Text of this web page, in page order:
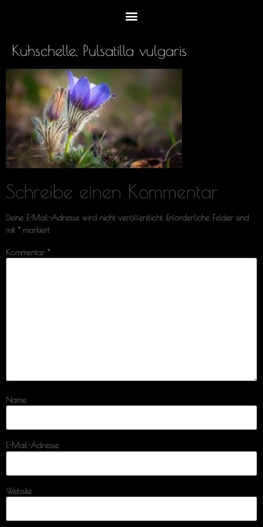
Kuhschelle, Pulsatilla vulgaris
Schreibe einen Kommentar
Deine E-Mail-Adresse wird nicht veröffentlicht. Erforderliche Felder sind
mit * markiert
Kommentar *
Name
E-Mail-Adresse
Website